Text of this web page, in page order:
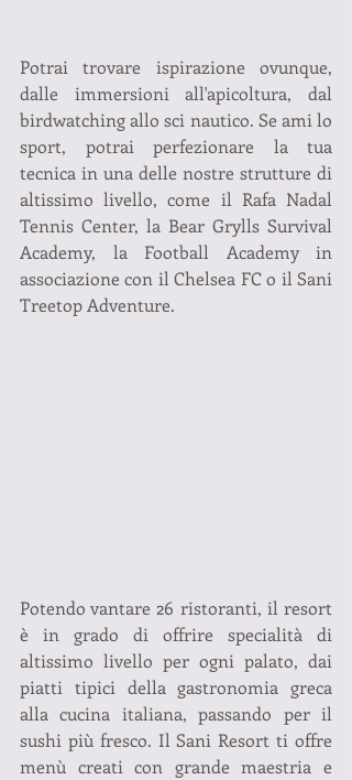
Potrai trovare ispirazione ovunque,
dalle immersioni all'apicoltura, dal
birdwatching allo sci nautico. Se ami lo
sport, potrai perfezionare la tua
tecnica in una delle nostre strutture di
altissimo livello, come il Rafa Nadal
Tennis Center, la Bear Grylls Survival
Academy, la Football Academy in
associazione con il Chelsea FC o il Sani
Treetop Adventure.
Potendo vantare 26 ristoranti, il resort
è in grado di offrire specialità di
altissimo livello per ogni palato, dai
piatti tipici della gastronomia greca
alla cucina italiana, passando per il
sushi più fresco. Il Sani Resort ti offre
menù creati con grande maestria e